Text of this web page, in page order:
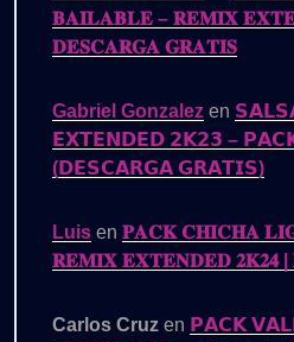
𝐁𝐀𝐈𝐋𝐀𝐁𝐋𝐄 – 𝐑𝐄𝐌𝐈𝐗
𝐃𝐄𝐒𝐂𝐀𝐑𝐆𝐀 𝐆𝐑𝐀𝐓𝐈𝐒
Gabriel Gonzalez en
𝗘𝗫𝗧𝗘𝗡𝗗𝗘𝗗 𝟮𝗞𝟮𝟯 –
(𝗗𝗘𝗦𝗖𝗔𝗥𝗚𝗔 𝗚𝗥𝗔𝗧𝗜𝗦)
Luis en 𝐏𝐀𝐂𝐊 𝐂𝐇𝐈𝐂𝐇𝐀
𝐑𝐄𝐌𝐈𝐗 𝐄𝐗𝐓𝐄𝐍𝐃𝐄𝐃 𝟐𝐊𝟐𝟒
Carlos Cruz en 𝗣𝗔𝗖𝗞